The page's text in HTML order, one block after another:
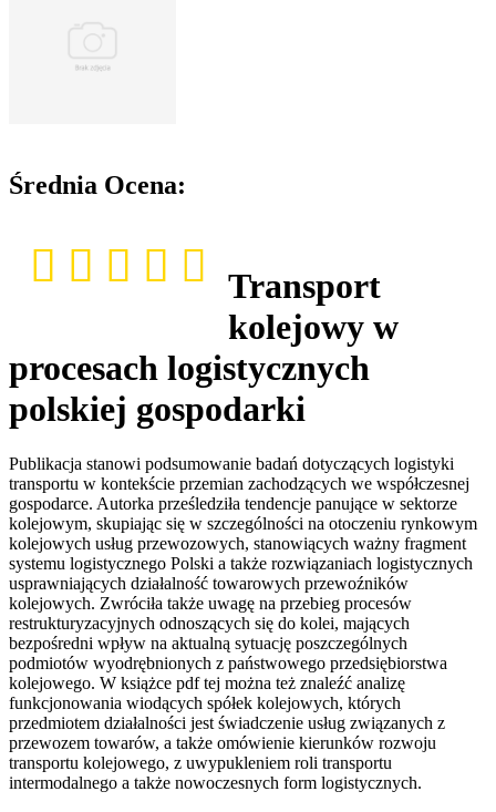
Średnia Ocena:
Transport
kolejowy w
procesach logistycznych
polskiej gospodarki
Publikacja stanowi podsumowanie badań dotyczących logistyki
transportu w kontekście przemian zachodzących we współczesnej
gospodarce. Autorka prześledziła tendencje panujące w sektorze
kolejowym, skupiając się w szczególności na otoczeniu rynkowym
kolejowych usług przewozowych, stanowiących ważny fragment
systemu logistycznego Polski a także rozwiązaniach logistycznych
usprawniających działalność towarowych przewoźników
kolejowych. Zwróciła także uwagę na przebieg procesów
restrukturyzacyjnych odnoszących się do kolei, mających
bezpośredni wpływ na aktualną sytuację poszczególnych
podmiotów wyodrębnionych z państwowego przedsiębiorstwa
kolejowego. W książce pdf tej można też znaleźć analizę
funkcjonowania wiodących spółek kolejowych, których
przedmiotem działalności jest świadczenie usług związanych z
przewozem towarów, a także omówienie kierunków rozwoju
transportu kolejowego, z uwypukleniem roli transportu
intermodalnego a także nowoczesnych form logistycznych.